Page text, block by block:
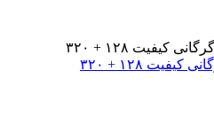
۱۲۸ + ۳۲۰